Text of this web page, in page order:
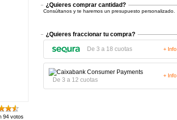
94 votos
¿Quieres comprar cantidad?
Consúltanos y te haremos un presupuesto personalizado.
¿Quieres fraccionar tu compra?
De 3 a 18 cuotas + Info
De 3 a 12 cuotas
+ Info